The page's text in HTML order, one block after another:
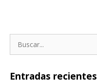
Entradas recientes